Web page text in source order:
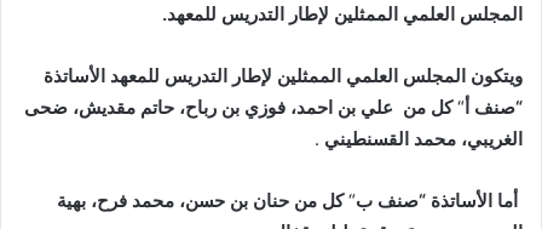
المجلس العلمي الممثلين لإطار التدريس للمعهد.
ويتكون المجلس العلمي الممثلين لإطار التدريس للمعهد الأساتذة
“صنف أ“كل من علي بن احمد، فوزي بن رباح، حاتم مقديش، ضحى
الغريبي، محمد القسنطيني .
أما الأساتذة “صنف ب“كل من حنان بن حسن، محمد فرح، بهية